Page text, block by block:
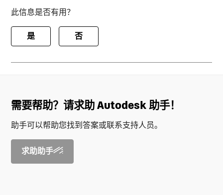
此信息是否有用？
是 否
需要帮助？请求助 Autodesk 助手！
助手可以帮助您找到答案或联系支持人员。
求助助手